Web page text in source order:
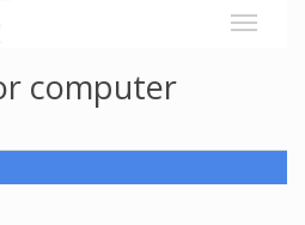
computer